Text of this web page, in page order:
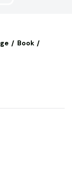
Book